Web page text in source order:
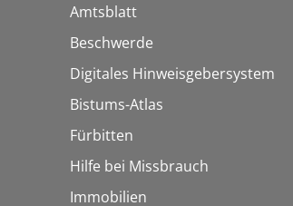
Amtsblatt
Beschwerde
Digitales Hinweisgebersystem
Bistums-Atlas
Fürbitten
Hilfe bei Missbrauch
Immobilien